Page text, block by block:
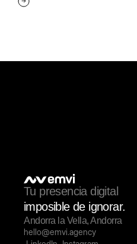
Tu presencia digital
imposible de ignorar.
Andorra la Vella, Andorra
hello@emvi.agency